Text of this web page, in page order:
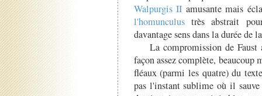
Walpurgis II amusante mais
l'homunculus très abstrait
davantage sens dans la durée de
La compromission de Faust
façon assez complète, beaucoup
fléaux (parmi les quatre) du
pas l'instant sublime où il